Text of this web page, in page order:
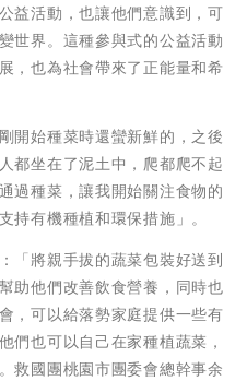
益活動，也讓他們意識到，可
世界。這種參與式的公益活動
，也為社會帶來了正能量和希
開始種菜時還蠻新鮮的，之後
都坐在了泥土中，爬都爬不起
過種菜，讓我開始關注食物的
持有機種植和環保措施」。
「將親手拔的蔬菜包裝好送到
助他們改善飲食營養，同時也
，可以給落勢家庭提供一些有
們也可以自己在家種植蔬菜，
救國團桃園市團委會總幹事余